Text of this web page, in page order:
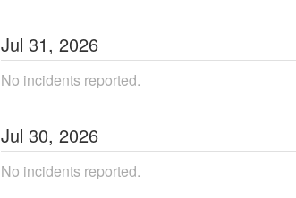
Jul 31, 2026
No incidents reported.
Jul 30, 2026
No incidents reported.